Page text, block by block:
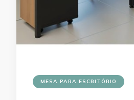
MESA PARA ESCRITÓRIO